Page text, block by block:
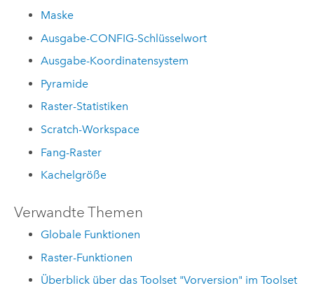
Maske
Ausgabe-CONFIG-Schlüsselwort
Ausgabe-Koordinatensystem
Pyramide
Raster-Statistiken
Scratch-Workspace
Fang-Raster
Kachelgröße
Verwandte Themen
Globale Funktionen
Raster-Funktionen
Überblick über das Toolset "Vorversion" im Toolset